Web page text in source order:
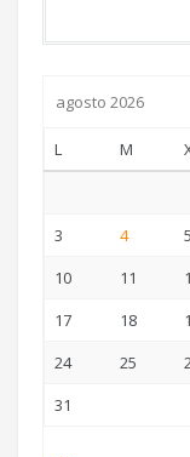
agosto 2026
L M
3
4 5
10
11
17
18
24
25
31